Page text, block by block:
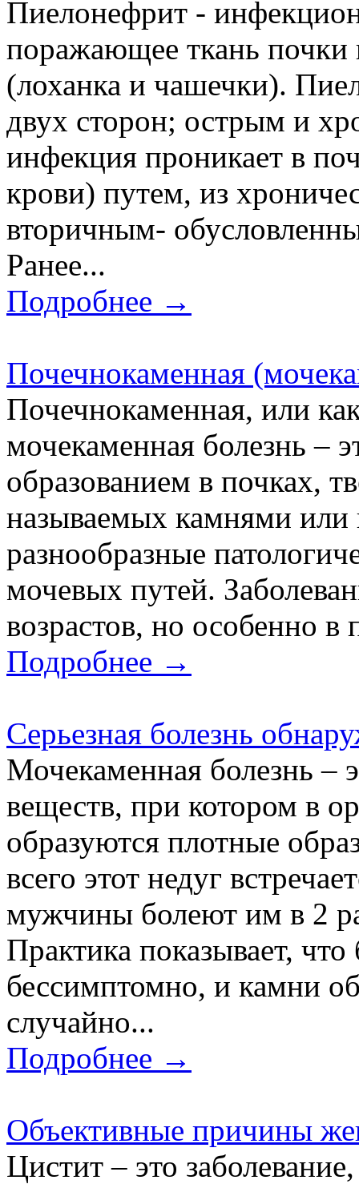
Пиелонефрит -
поражающее ткань
(лоханка и чашечки).
двух сторон; острым и
инфекция проникает в
крови) путем, из
вторичным-
Ранее...
Подробнее →
Почечнокаменная
Почечнокаменная, или
мочекаменная болезнь –
образованием в почках,
называемых камнями или
разнообразные
мочевых путей.
возрастов, но особенно
Подробнее →
Серьезная болезнь
Мочекаменная болезнь –
веществ, при котором в
образуются плотные
всего этот недуг
мужчины болеют им в 2
Практика показывает,
бессимптомно, и камни
случайно...
Подробнее →
Объективные причины
Цистит – это